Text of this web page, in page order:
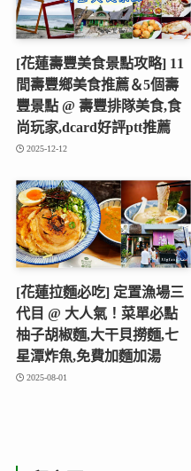
[花蓮壽豐美食景點攻略] 11
間壽豐鄉美食推薦＆5個壽
豐景點 @ 壽豐排隊美食,食
尚玩家,dcard好評ptt推薦
2025-12-12
[花蓮拉麵必吃] 定置漁場三
代目 @ 大人氣！菜單必點
柚子胡椒麵,大干貝撈麵,七
星潭炸魚,免費加麵加湯
2025-08-01